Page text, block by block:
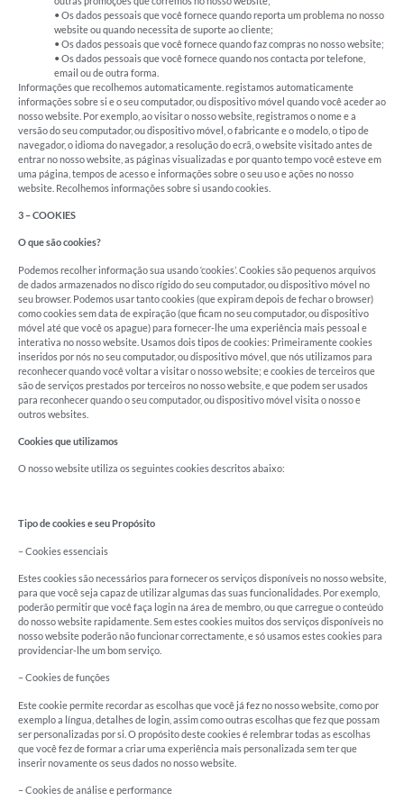
• Os dados pessoais que você fornece quando reporta um problema no nosso
website ou quando necessita de suporte ao cliente;
• Os dados pessoais que você fornece quando faz compras no nosso website;
• Os dados pessoais que você fornece quando nos contacta por telefone,
email ou de outra forma.
Informações que recolhemos automaticamente. registamos automaticamente
informações sobre si e o seu computador, ou dispositivo móvel quando você aceder ao
nosso website. Por exemplo, ao visitar o nosso website, registramos o nome e a
versão do seu computador, ou dispositivo móvel, o fabricante e o modelo, o tipo de
navegador, o idioma do navegador, a resolução do ecrã, o website visitado antes de
entrar no nosso website, as páginas visualizadas e por quanto tempo você esteve em
uma página, tempos de acesso e informações sobre o seu uso e ações no nosso
website. Recolhemos informações sobre si usando cookies.
3 – COOKIES
O que são cookies?
Podemos recolher informação sua usando ‘cookies’. Cookies são pequenos arquivos
de dados armazenados no disco rígido do seu computador, ou dispositivo móvel no
seu browser. Podemos usar tanto cookies (que expiram depois de fechar o browser)
como cookies sem data de expiração (que ficam no seu computador, ou dispositivo
móvel até que você os apague) para fornecer-lhe uma experiência mais pessoal e
interativa no nosso website. Usamos dois tipos de cookies: Primeiramente cookies
inseridos por nós no seu computador, ou dispositivo móvel, que nós utilizamos para
reconhecer quando você voltar a visitar o nosso website; e cookies de terceiros que
são de serviços prestados por terceiros no nosso website, e que podem ser usados
para reconhecer quando o seu computador, ou dispositivo móvel visita o nosso e
outros websites.
Cookies que utilizamos
O nosso website utiliza os seguintes cookies descritos abaixo:
Tipo de cookies e seu Propósito
– Cookies essenciais
Estes cookies são necessários para fornecer os serviços disponíveis no nosso website,
para que você seja capaz de utilizar algumas das suas funcionalidades. Por exemplo,
poderão permitir que você faça login na área de membro, ou que carregue o conteúdo
do nosso website rapidamente. Sem estes cookies muitos dos serviços disponíveis no
nosso website poderão não funcionar correctamente, e só usamos estes cookies para
providenciar-lhe um bom serviço.
– Cookies de funções
Este cookie permite recordar as escolhas que você já fez no nosso website, como por
exemplo a língua, detalhes de login, assim como outras escolhas que fez que possam
ser personalizadas por si. O propósito deste cookies é relembrar todas as escolhas
que você fez de formar a criar uma experiência mais personalizada sem ter que
inserir novamente os seus dados no nosso website.
– Cookies de análise e performance